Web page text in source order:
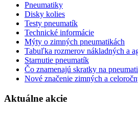
Pneumatiky
Disky kolies
Testy pneumatík
Technické informácie
Mýty o zimných pneumatikách
Tabuľka rozmerov nákladných a
Starnutie pneumatík
Čo znamenajú skratky na
Nové značenie zimných a
Aktuálne akcie